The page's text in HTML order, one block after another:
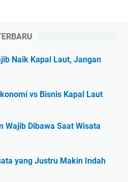
Naik Kapal Laut, Jangan
vs Bisnis Kapal Laut
Wajib Dibawa Saat Wisata
yang Justru Makin Indah